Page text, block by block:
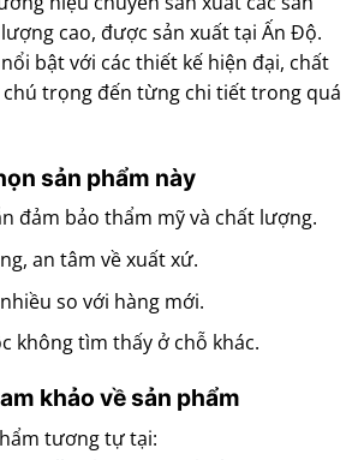
cao, được sản xuất tại Ấn Độ.
bật với các thiết kế hiện đại, chất
trọng đến từng chi tiết trong quá
sản phẩm này
đảm bảo thẩm mỹ và chất lượng.
an tâm về xuất xứ.
so với hàng mới.
không tìm thấy ở chỗ khác.
khảo về sản phẩm
tương tự tại: